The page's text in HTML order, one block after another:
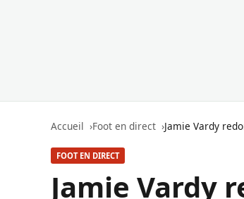
Accueil Foot en direct Jamie Vardy
FOOT EN DIRECT
Jamie Vardy